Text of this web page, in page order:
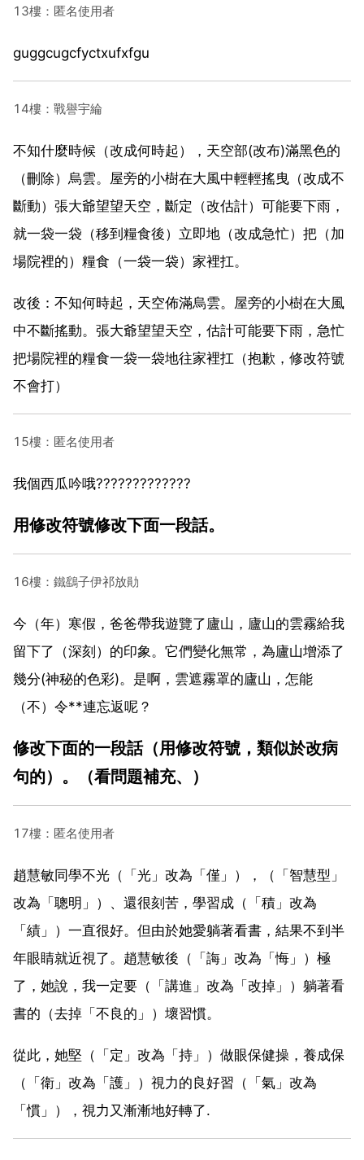
13樓：匿名使用者
guggcugcfyctxufxfgu
14樓：戰譽宇綸
不知什麼時候（改成何時起），天空部(改布)滿黑色的
（刪除）烏雲。屋旁的小樹在大風中輕輕搖曳（改成不
斷動）張大爺望望天空，斷定（改估計）可能要下雨，
就一袋一袋（移到糧食後）立即地（改成急忙）把（加
場院裡的）糧食（一袋一袋）家裡扛。
改後：不知何時起，天空佈滿烏雲。屋旁的小樹在大風
中不斷搖動。張大爺望望天空，估計可能要下雨，急忙
把場院裡的糧食一袋一袋地往家裡扛（抱歉，修改符號
不會打）
15樓：匿名使用者
我個西瓜吟哦?????????????
用修改符號修改下面一段話。
16樓：鐵鷂子伊祁放勛
今（年）寒假，爸爸帶我遊覽了廬山，廬山的雲霧給我
留下了（深刻）的印象。它們變化無常，為廬山增添了
幾分(神秘的色彩)。是啊，雲遮霧罩的廬山，怎能
（不）令**連忘返呢？
修改下面的一段話（用修改符號，類似於改病
句的）。（看問題補充、）
17樓：匿名使用者
趙慧敏同學不光（「光」改為「僅」），（「智慧型」
改為「聰明」）、還很刻苦，學習成（「積」改為
「績」）一直很好。但由於她愛躺著看書，結果不到半
年眼睛就近視了。趙慧敏後（「誨」改為「悔」）極
了，她說，我一定要（「講進」改為「改掉」）躺著看
書的（去掉「不良的」）壞習慣。
從此，她堅（「定」改為「持」）做眼保健操，養成保
（「衛」改為「護」）視力的良好習（「氣」改為
「慣」），視力又漸漸地好轉了.